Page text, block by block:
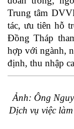
Trung tâm
tác, ưu tiên hỗ
Đồng Tháp
hợp với ngành,
định, thu nhập
Ảnh: Ông
Dịch vụ việc